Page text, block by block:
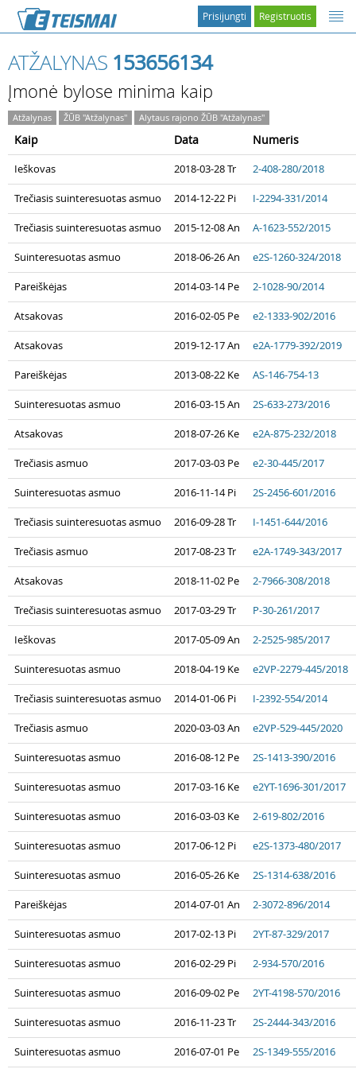
Registruotis
Prisijungti
ATŽALYNAS 153656134
Įmonė bylose minima kaip
Atžalynas ŽŪB "Atžalynas" Alytaus rajono ŽŪB "Atžalynas"
Kaip Data Numeris
Ieškovas 2018-03-28 Tr 2-408-280/2018
Trečiasis suinteresuotas asmuo 2014-12-22 Pi I-2294-331/2014
Trečiasis suinteresuotas asmuo 2015-12-08 An A-1623-552/2015
Suinteresuotas asmuo 2018-06-26 An e2S-1260-324/2018
Pareiškėjas 2014-03-14 Pe 2-1028-90/2014
Atsakovas 2016-02-05 Pe e2-1333-902/2016
Atsakovas 2019-12-17 An e2A-1779-392/2019
Pareiškėjas 2013-08-22 Ke AS-146-754-13
Suinteresuotas asmuo 2016-03-15 An 2S-633-273/2016
Atsakovas 2018-07-26 Ke e2A-875-232/2018
Trečiasis asmuo 2017-03-03 Pe e2-30-445/2017
Suinteresuotas asmuo 2016-11-14 Pi 2S-2456-601/2016
Trečiasis suinteresuotas asmuo 2016-09-28 Tr I-1451-644/2016
Trečiasis asmuo 2017-08-23 Tr e2A-1749-343/2017
Atsakovas 2018-11-02 Pe 2-7966-308/2018
Trečiasis suinteresuotas asmuo 2017-03-29 Tr P-30-261/2017
Ieškovas 2017-05-09 An 2-2525-985/2017
Suinteresuotas asmuo 2018-04-19 Ke e2VP-2279-445/2018
Trečiasis suinteresuotas asmuo 2014-01-06 Pi I-2392-554/2014
Trečiasis asmuo 2020-03-03 An e2VP-529-445/2020
Suinteresuotas asmuo 2016-08-12 Pe 2S-1413-390/2016
Suinteresuotas asmuo 2017-03-16 Ke e2YT-1696-301/2017
Suinteresuotas asmuo 2016-03-03 Ke 2-619-802/2016
Suinteresuotas asmuo 2017-06-12 Pi e2S-1373-480/2017
Suinteresuotas asmuo 2016-05-26 Ke 2S-1314-638/2016
Pareiškėjas 2014-07-01 An 2-3072-896/2014
Suinteresuotas asmuo 2017-02-13 Pi 2YT-87-329/2017
Suinteresuotas asmuo 2016-02-29 Pi 2-934-570/2016
Suinteresuotas asmuo 2016-09-02 Pe 2YT-4198-570/2016
Suinteresuotas asmuo 2016-11-23 Tr 2S-2444-343/2016
Suinteresuotas asmuo 2016-07-01 Pe 2S-1349-555/2016